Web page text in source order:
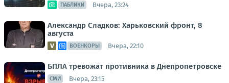
ПАБЛИКИ Вчера, 23:24
Александр Сладков: Харьковский фронт, 8
августа
ВОЕНКОРЫ Вчера, 22:10
БПЛА тревожат противника в Днепропетровске
СМИ Вчера, 23:15